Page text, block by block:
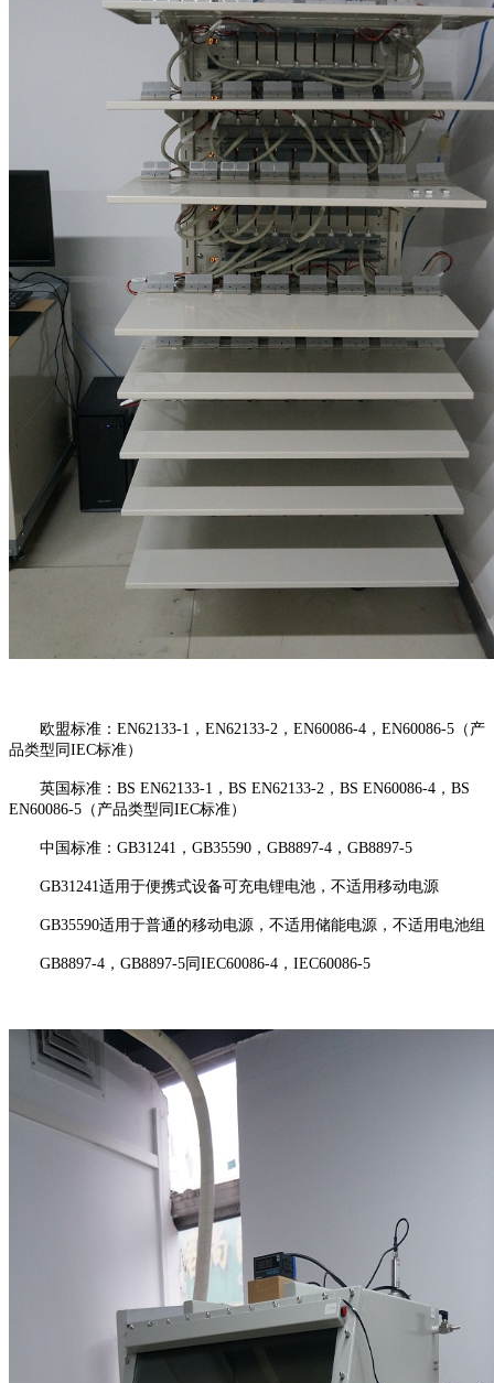
欧盟标准：EN62133-1，EN62133-2，EN60086-4，EN60086-5（产
品类型同IEC标准）
英国标准：BS EN62133-1，BS EN62133-2，BS EN60086-4，BS
EN60086-5（产品类型同IEC标准）
中国标准：GB31241，GB35590，GB8897-4，GB8897-5
GB31241适用于便携式设备可充电锂电池，不适用移动电源
GB35590适用于普通的移动电源，不适用储能电源，不适用电池组
GB8897-4，GB8897-5同IEC60086-4，IEC60086-5